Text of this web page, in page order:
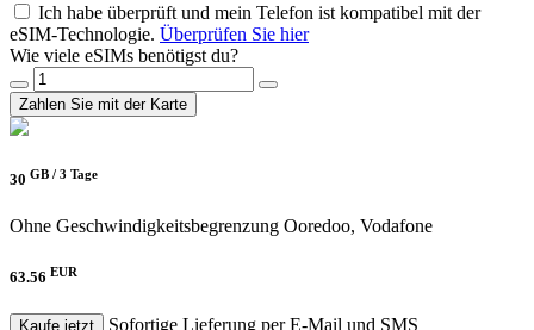
Ich habe überprüft und mein Telefon ist kompatibel mit der
eSIM-Technologie. Überprüfen Sie hier
Wie viele eSIMs benötigst du?
Zahlen Sie mit der Karte
30 GB / 3 Tage
Ohne Geschwindigkeitsbegrenzung Ooredoo, Vodafone
63.56 EUR
Kaufe jetzt Sofortige Lieferung per E-Mail und SMS